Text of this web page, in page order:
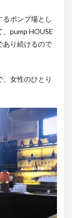
ポンプ場とし
pump HOUSE
あり続けるので
女性のひとり